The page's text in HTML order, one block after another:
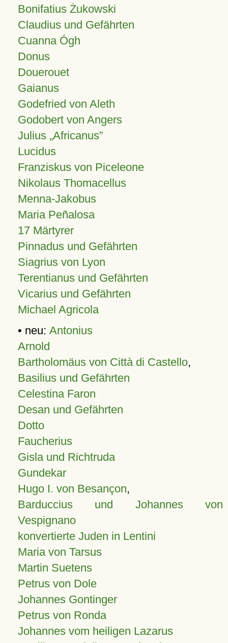
Bonifatius Żukowski
Claudius und Gefährten
Cuanna Ógh
Donus
Douerouet
Gaianus
Godefried von Aleth
Godobert von Angers
Julius Africanus
Lucidus
Franziskus von Piceleone
Nikolaus Thomacellus
Menna-Jakobus
Maria Peñalosa
17 Märtyrer
Pinnadus und Gefährten
Siagrius von Lyon
Terentianus und Gefährten
Vicarius und Gefährten
Michael Agricola
• neu: Antonius
Arnold
Bartholomäus von Città di Castello,
Basilius und Gefährten
Celestina Faron
Desan und Gefährten
Dotto
Faucherius
Gisla und Richtruda
Gundekar
Hugo I. von Besançon,
Barduccius und Johannes von
Vespignano
konvertierte Juden in Lentini
Maria von Tarsus
Martin Suetens
Petrus von Dole
Johannes Gontinger
Petrus von Ronda
Johannes vom heiligen Lazarus